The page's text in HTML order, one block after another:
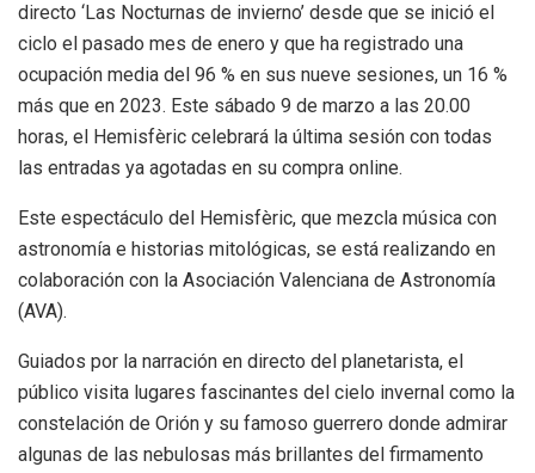
directo ‘Las Nocturnas de invierno’ desde que se inició el
ciclo el pasado mes de enero y que ha registrado una
ocupación media del 96 % en sus nueve sesiones, un 16 %
más que en 2023. Este sábado 9 de marzo a las 20.00
horas, el Hemisfèric celebrará la última sesión con todas
las entradas ya agotadas en su compra online.
Este espectáculo del Hemisfèric, que mezcla música con
astronomía e historias mitológicas, se está realizando en
colaboración con la Asociación Valenciana de Astronomía
(AVA).
Guiados por la narración en directo del planetarista, el
público visita lugares fascinantes del cielo invernal como la
constelación de Orión y su famoso guerrero donde admirar
algunas de las nebulosas más brillantes del firmamento